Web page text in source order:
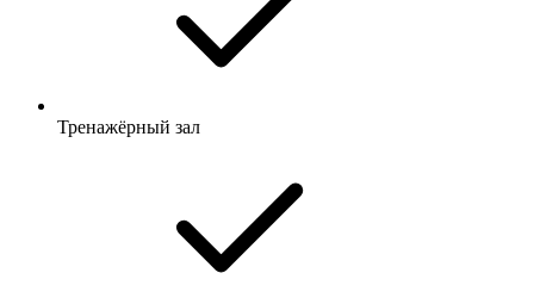
Тренажёрный зал